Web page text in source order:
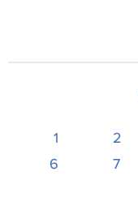
1
2
6
7